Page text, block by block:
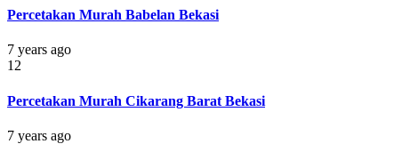
Percetakan Murah Babelan Bekasi
7 years ago
12
Percetakan Murah Cikarang Barat Bekasi
7 years ago